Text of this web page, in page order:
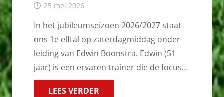
25 mei 2026
In het jubileumseizoen 2026/2027 staat
ons 1e elftal op zaterdagmiddag onder
leiding van Edwin Boonstra. Edwin (51
jaar) is een ervaren trainer die de focus…
LEES VERDER